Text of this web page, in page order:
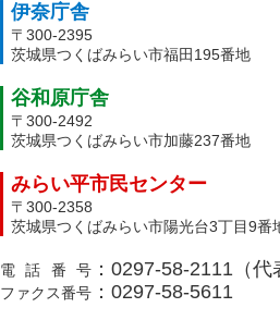
伊奈庁舎
〒300-2395
茨城県つくばみらい市福田195番地
谷和原庁舎
〒300-2492
茨城県つくばみらい市加藤237番地
みらい平市民センター
〒300-2358
茨城県つくばみらい市陽光台3丁目9番
電話番号 ：0297-58-2111（代
ファクス番号 ：0297-58-5611